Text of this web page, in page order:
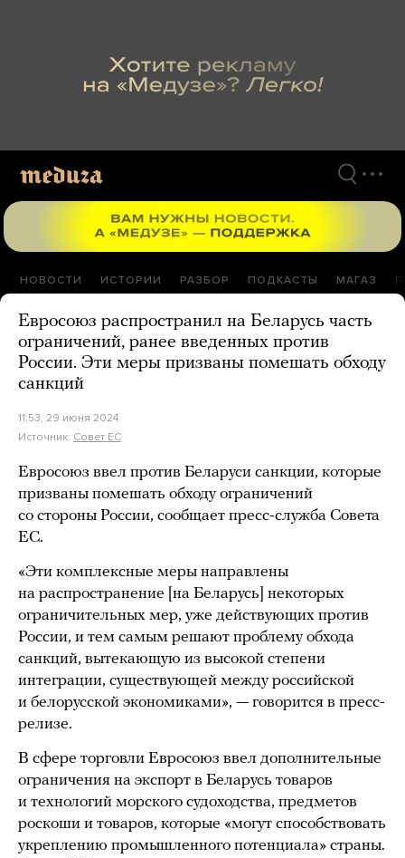
НОВОСТИ ИСТОРИИ РАЗБОР ПОДКАСТЫ МАГАЗ
Евросоюз распространил на Беларусь часть
ограничений, ранее введенных против
России. Эти меры призваны помешать обходу
санкций
11:53, 29 июня 2024
Источник: Совет ЕС
Евросоюз ввел против Беларуси санкции, которые
призваны помешать обходу ограничений
со стороны России, сообщает пресс-служба Совета
ЕС.
«Эти комплексные меры направлены
на распространение [на Беларусь] некоторых
ограничительных мер, уже действующих против
России, и тем самым решают проблему обхода
санкций, вытекающую из высокой степени
интеграции, существующей между российской
и белорусской экономиками», — говорится в пресс-
релизе.
В сфере торговли Евросоюз ввел дополнительные
ограничения на экспорт в Беларусь товаров
и технологий морского судоходства, предметов
роскоши и товаров, которые «могут способствовать
укреплению промышленного потенциала» страны.